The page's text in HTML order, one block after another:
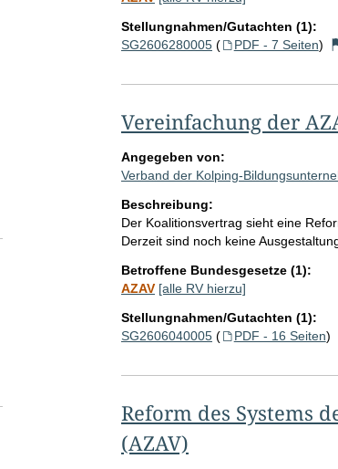
Stellungnahmen/Gutachten (1):
SG2606280005( PDF - 7 Seiten)
Vereinfachung der
Angegeben von:
Verband der Kolping-
Beschreibung:
Der Koalitionsvertrag sieht eine
Derzeit sind noch keine
Betroffene Bundesgesetze (1):
AZAV [alle RV hierzu]
Stellungnahmen/Gutachten (1):
SG2606040005( PDF - 16 Seiten)
Reform des Systems
(AZAV)